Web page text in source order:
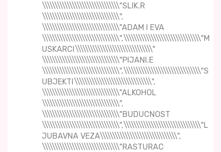
\\\\\\\\\\\\\\\\\\\\\\\\\\\\\\\"SLIK.R
\\\\\\\\\\\\\\\\\\\\\\\\\\\\\\\",
\\\\\\\\\\\\\\\\\\\\\\\\\\\\\\\"ADAM I EVA
\\\\\\\\\\\\\\\\\\\\\\\\\\\\\\\",\\\\\\\\\\\\\\\\\\\\\\\\\\\\\\\"M
USKARCI\\\\\\\\\\\\\\\\\\\\\\\\\\\\\\\"
\\\\\\\\\\\\\\\\\\\\\\\\\\\\\\\"PIJANI.E
\\\\\\\\\\\\\\\\\\\\\\\\\\\\\\\",\\\\\\\\\\\\\\\\\\\\\\\\\\\\\\\"S
UBJEKTI\\\\\\\\\\\\\\\\\\\\\\\\\\\\\\\",
\\\\\\\\\\\\\\\\\\\\\\\\\\\\\\\"ALKOHOL
\\\\\\\\\\\\\\\\\\\\\\\\\\\\\\\",
\\\\\\\\\\\\\\\\\\\\\\\\\\\\\\\"BUDUCNOST
\\\\\\\\\\\\\\\\\\\\\\\\\\\\\\\",\\\\\\\\\\\\\\\\\\\\\\\\\\\\\\\"L
JUBAVNA VEZA\\\\\\\\\\\\\\\\\\\\\\\\\\\\\\\",
\\\\\\\\\\\\\\\\\\\\\\\\\\\\\\\"RASTURAC